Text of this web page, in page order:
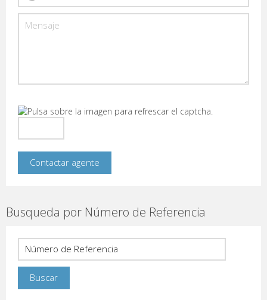
Busqueda por Número de Referencia